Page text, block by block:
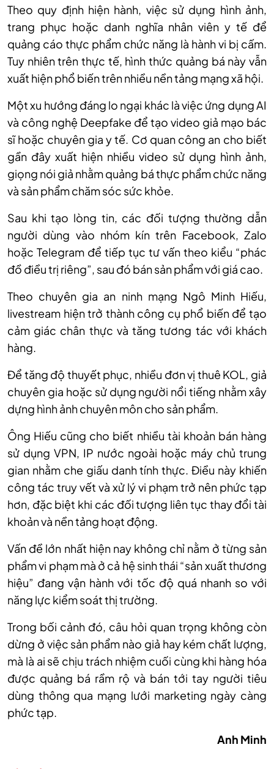
Theo quy định hiện hành, việc sử dụng hình ảnh,
trang phục hoặc danh nghĩa nhân viên y tế để
quảng cáo thực phẩm chức năng là hành vi bị cấm.
Tuy nhiên trên thực tế, hình thức quảng bá này vẫn
xuất hiện phổ biến trên nhiều nền tảng mạng xã hội.
Một xu hướng đáng lo ngại khác là việc ứng dụng AI
và công nghệ Deepfake để tạo video giả mạo bác
sĩ hoặc chuyên gia y tế. Cơ quan công an cho biết
gần đây xuất hiện nhiều video sử dụng hình ảnh,
giọng nói giả nhằm quảng bá thực phẩm chức năng
và sản phẩm chăm sóc sức khỏe.
Sau khi tạo lòng tin, các đối tượng thường dẫn
người dùng vào nhóm kín trên Facebook, Zalo
hoặc Telegram để tiếp tục tư vấn theo kiểu “phác
đồ điều trị riêng”, sau đó bán sản phẩm với giá cao.
Theo chuyên gia an ninh mạng Ngô Minh Hiếu,
livestream hiện trở thành công cụ phổ biến để tạo
cảm giác chân thực và tăng tương tác với khách
hàng.
Để tăng độ thuyết phục, nhiều đơn vị thuê KOL, giả
chuyên gia hoặc sử dụng người nổi tiếng nhằm xây
dựng hình ảnh chuyên môn cho sản phẩm.
Ông Hiếu cũng cho biết nhiều tài khoản bán hàng
sử dụng VPN, IP nước ngoài hoặc máy chủ trung
gian nhằm che giấu danh tính thực. Điều này khiến
công tác truy vết và xử lý vi phạm trở nên phức tạp
hơn, đặc biệt khi các đối tượng liên tục thay đổi tài
khoản và nền tảng hoạt động.
Vấn đề lớn nhất hiện nay không chỉ nằm ở từng sản
phẩm vi phạm mà ở cả hệ sinh thái “sản xuất thương
hiệu” đang vận hành với tốc độ quá nhanh so với
năng lực kiểm soát thị trường.
Trong bối cảnh đó, câu hỏi quan trọng không còn
dừng ở việc sản phẩm nào giả hay kém chất lượng,
mà là ai sẽ chịu trách nhiệm cuối cùng khi hàng hóa
được quảng bá rầm rộ và bán tới tay người tiêu
dùng thông qua mạng lưới marketing ngày càng
phức tạp.
Anh Minh